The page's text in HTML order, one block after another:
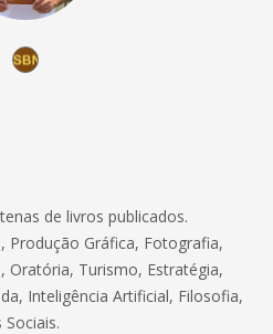
de livros publicados.
Produção Gráfica, Fotografia,
Oratória, Turismo, Estratégia,
Inteligência Artificial, Filosofia,